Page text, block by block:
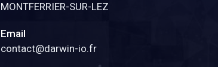
MONTFERRIER-SUR-LEZ
Email
contact@darwin-io.fr